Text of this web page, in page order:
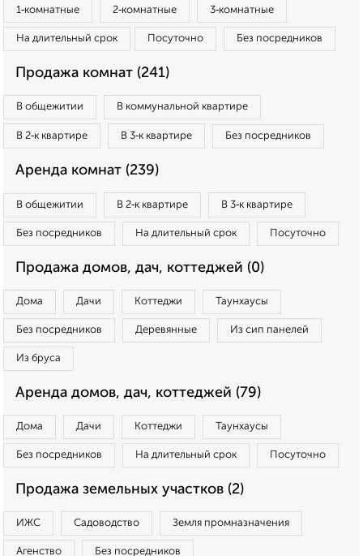
1‑комнатные 2‑комнатные 3‑комнатные
На длительный срок Посуточно Без посредников
Продажа комнат (241)
В общежитии В коммунальной квартире
В 2‑к квартире В 3‑к квартире Без посредников
Аренда комнат (239)
В общежитии В 2‑к квартире В 3‑к квартире
Без посредников На длительный срок Посуточно
Продажа домов, дач, коттеджей (0)
Дома Дачи Коттеджи Таунхаусы
Без посредников Деревянные Из сип панелей
Из бруса
Аренда домов, дач, коттеджей (79)
Дома Дачи Коттеджи Таунхаусы
Без посредников На длительный срок Посуточно
Продажа земельных участков (2)
ИЖС Садоводство Земля промназначения
Агенство Без посредников